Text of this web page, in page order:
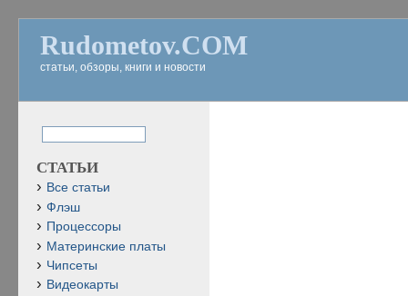
Rudometov.COM
статьи, обзоры, книги и новости
СТАТЬИ
Все статьи
Флэш
Процессоры
Материнские платы
Чипсеты
Видеокарты